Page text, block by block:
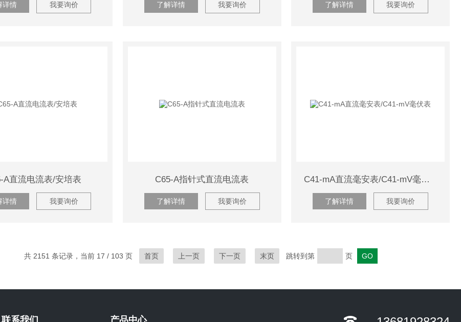
详情 我要询价 了解详情 我要询价 了解详情 我要询价
A直流电流表/安培表
详情 我要询价
C65-A指针式直流电流表
了解详情 我要询价
C41-mA直流毫安表/C41-mV毫伏表
了解详情 我要询价
共 2151 条记录，当前 17 / 103 页 首页 上一页 下一页 末页 跳转到第 页
联系我们 产品中心